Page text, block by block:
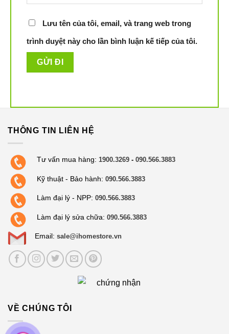
Lưu tên của tôi, email, và trang web trong
trình duyệt này cho lần bình luận kế tiếp của tôi.
THÔNG TIN LIÊN HỆ
Tư vấn mua hàng: 1900.3269 -090.566.3883
Kỹ thuật - Bảo hành: 090.566.3883
Làm đại lý - NPP: 090.566.3883
Làm đại lý sửa chữa: 090.566.3883
Email: sale@ihomestore.vn
VỀ CHÚNG TÔI